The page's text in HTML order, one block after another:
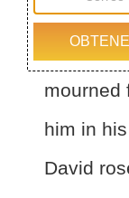
1
died.
mourned
him in
David